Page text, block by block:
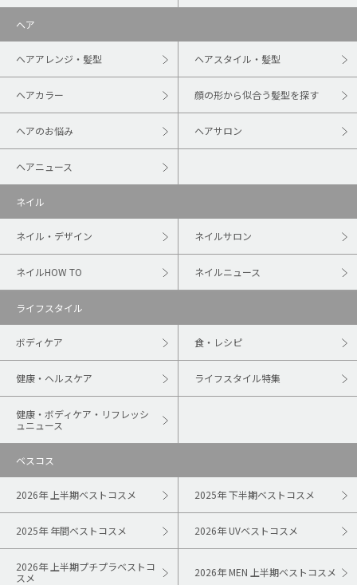
ヘア
ヘアアレンジ・髪型 ヘアスタイル・髪型
ヘアカラー 顔の形から似合う髪型を探す
ヘアのお悩み ヘアサロン
ヘアニュース
ネイル
ネイル・デザイン ネイルサロン
ネイルHOW TO ネイルニュース
ライフスタイル
ボディケア 食・レシピ
健康・ヘルスケア ライフスタイル特集
健康・ボディケア・リフレッシ
ュニュース
ベスコス
2026年 上半期ベストコスメ 2025年 下半期ベストコスメ
2025年 年間ベストコスメ 2026年 UVベストコスメ
2026年 上半期プチプラベストコ
スメ
2026年 MEN 上半期ベストコスメ